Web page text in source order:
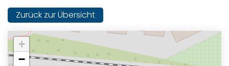
Zurück zur Übersicht
+
−